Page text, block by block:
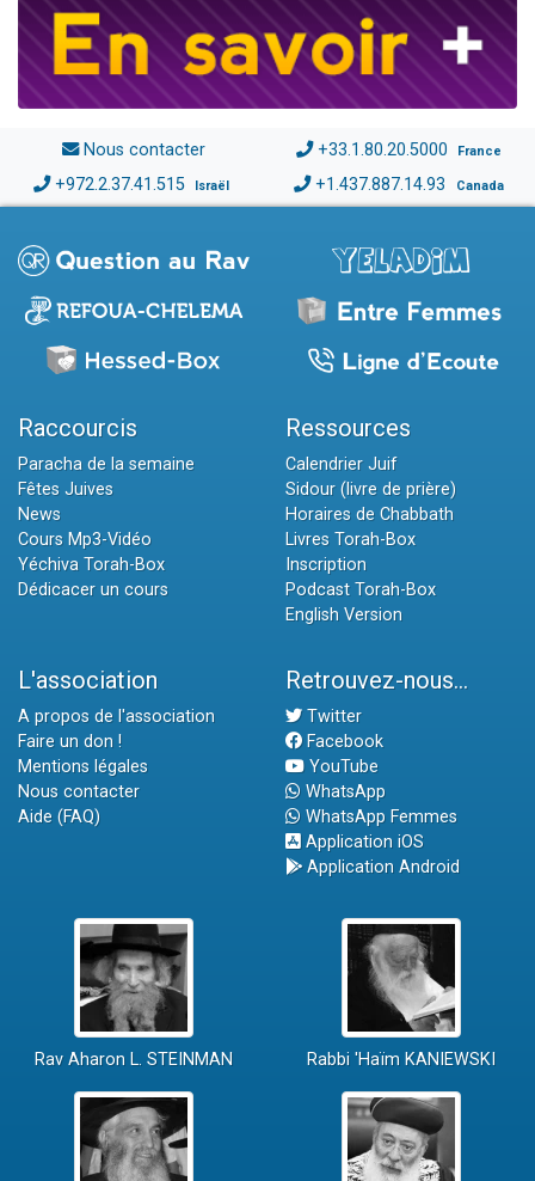
Nous contacter +33.1.80.20.5000 France
+972.2.37.41.515 Israël +1.437.887.14.93 Canada
Raccourcis
Paracha de la semaine
Fêtes Juives
News
Cours Mp3-Vidéo
Yéchiva Torah-Box
Dédicacer un cours
Ressources
Calendrier Juif
Sidour (livre de prière)
Horaires de Chabbath
Livres Torah-Box
Inscription
Podcast Torah-Box
English Version
L'association
A propos de l'association
Faire un don !
Mentions légales
Nous contacter
Aide (FAQ)
Retrouvez-nous...
Twitter
Facebook
YouTube
WhatsApp
WhatsApp Femmes
Application iOS
Application Android
Rav Aharon L. STEINMAN Rabbi 'Haïm KANIEWSKI